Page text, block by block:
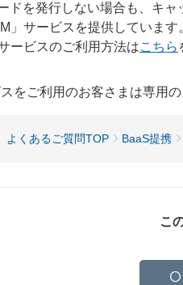
ドを発行しない場合も、キ
」サービスを提供しています
ービスのご利用方法はこちら
をご利用のお客さまは専用
よくあるご質問TOP BaaS提携
こ